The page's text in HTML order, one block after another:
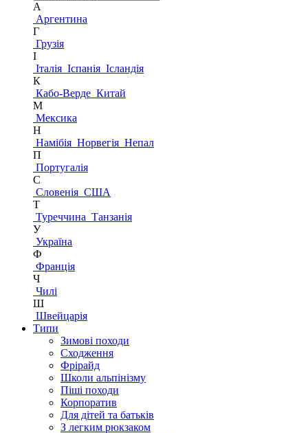
А
Аргентина
Г
Грузія
І
Італія Іспанія Ісландія
К
Кабо-Верде Китай
М
Мексика
Н
Намібія Норвегія Непал
П
Португалія
С
Словенія США
Т
Туреччина Танзанія
У
Україна
Ф
Франція
Ч
Чилі
Ш
Швейцарія
Типи
Зимові походи
Сходження
Фрірайд
Школи альпінізму
Піші походи
Корпоратив
Для дітей та батьків
З легким рюкзаком